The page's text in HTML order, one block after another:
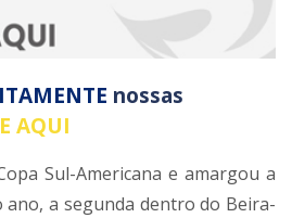
nossas
AQUI
Sul-Americana e amargou a
ano, a segunda dentro do Beira-